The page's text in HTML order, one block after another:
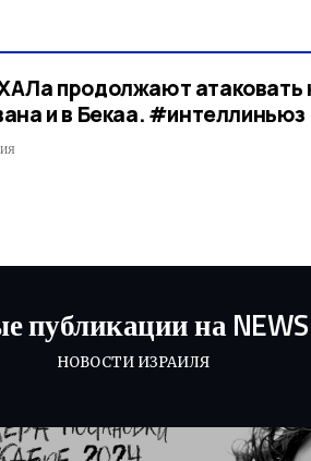
продолжают атаковать
и в Бекаа. #интеллиньюз
публикации на
НОВОСТИ ИЗРАИЛЯ